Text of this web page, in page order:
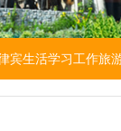
宾生活学习工作旅